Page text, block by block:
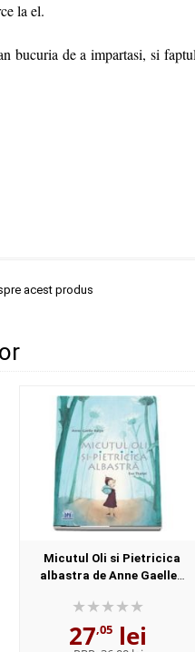
la el.
bucuria de a impartasi, si
acest produs
Micutul Oli si Pietricica
albastra de Anne Gaelle
27,05 lei